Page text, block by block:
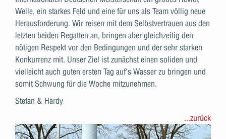
Welle, ein starkes Feld und eine für uns als Team völlig neue
Herausforderung. Wir reisen mit dem Selbstvertrauen aus den
letzten beiden Regatten an, bringen aber gleichzeitig den
nötigen Respekt vor den Bedingungen und der sehr starken
Konkurrenz mit. Unser Ziel ist zunächst einen soliden und
vielleicht auch guten ersten Tag auf‘s Wasser zu bringen und
somit Schwung für die Woche mitzunehmen.
Stefan & Hardy
...zurück